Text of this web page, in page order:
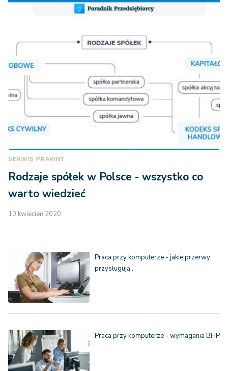
SERWIS PRAWNY
Rodzaje spółek w Polsce - wszystko co
warto wiedzieć
10 kwiecień 2020
Praca przy komputerze - jakie przerwy
przysługują…
Praca przy komputerze - wymagania BHP